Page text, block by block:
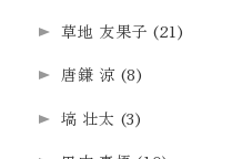
草地 友果子 (21)
唐鎌 涼 (8)
塙 壮太 (3)